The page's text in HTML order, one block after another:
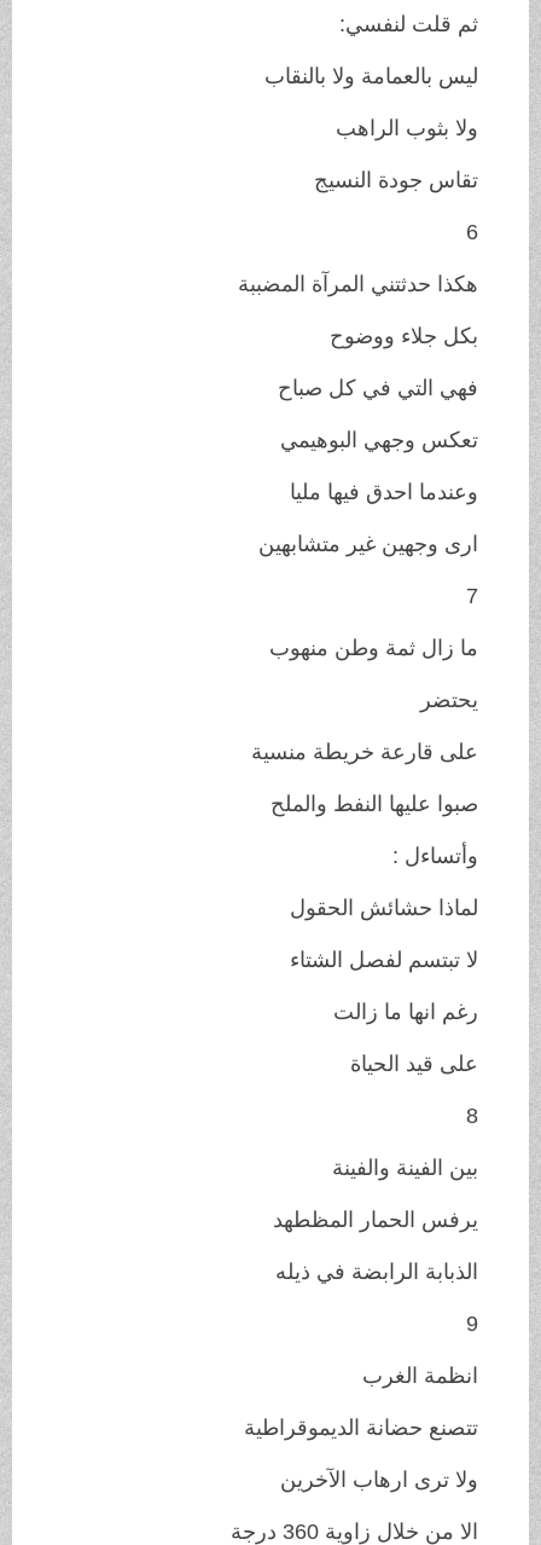
ثم قلت لنفسي:
ليس بالعمامة ولا بالنقاب
ولا بثوب الراهب
تقاس جودة النسيج
هكذا حدثتني المرآة المضببة
بكل جلاء ووضوح
فهي التي في كل صباح
تعكس وجهي البوهيمي
وعندما احدق فيها مليا
ارى وجهين غير متشابهين
ما زال ثمة وطن منهوب
يحتضر
على قارعة خريطة منسية
صبوا عليها النفط والملح
وأتساءل :
لماذا حشائش الحقول
لا تبتسم لفصل الشتاء
رغم انها ما زالت
على قيد الحياة
بين الفينة والفينة
يرفس الحمار المظطهد
الذبابة الرابضة في ذيله
انظمة الغرب
تتصنع حضانة الديموقراطية
ولا ترى ارهاب الآخرين
الا من خلال زاوية 360 درجة